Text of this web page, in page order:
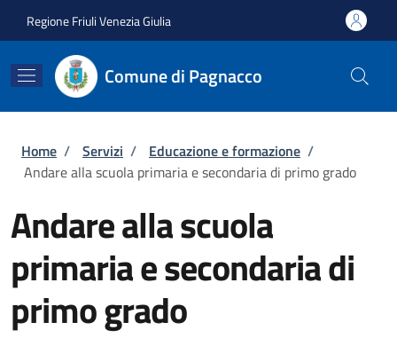
Regione Friuli Venezia Giulia
Comune di Pagnacco
Briciole di pane
Home / Servizi / Educazione e formazione /
Andare alla scuola primaria e secondaria di primo grado
Andare alla scuola
primaria e secondaria di
primo grado